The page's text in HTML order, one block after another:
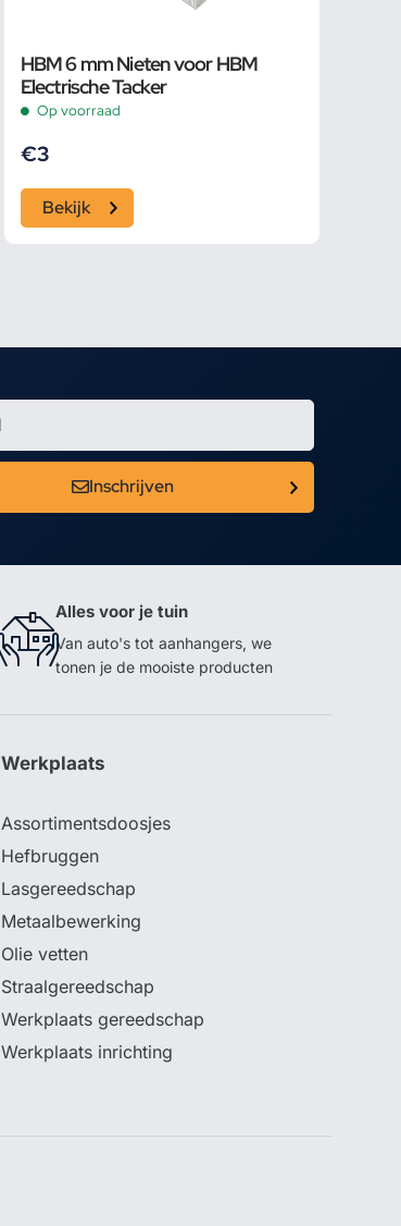
HBM 6 mm Nieten voor HBM
Electrische Tacker
Op voorraad
€3
Bekijk
Inschrijven
Alles voor je tuin
Van auto's tot aanhangers, we
tonen je de mooiste producten
Werkplaats
Assortimentsdoosjes
Hefbruggen
Lasgereedschap
Metaalbewerking
Olie vetten
Straalgereedschap
Werkplaats gereedschap
Werkplaats inrichting